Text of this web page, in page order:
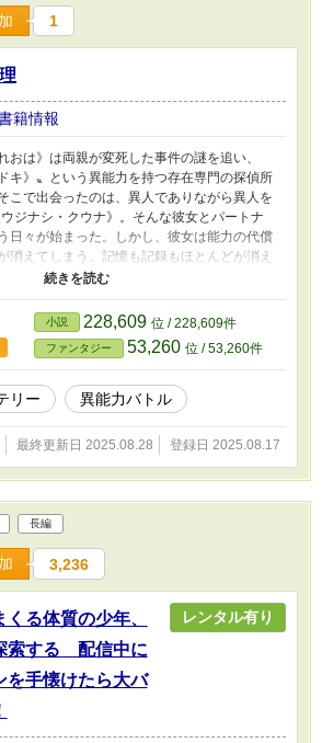
1
籍情報
は》は両親が変死した事件の謎を追い、
キ》〟という異能力を持つ存在専門の探偵所
こで出会ったのは、異人でありながら異人を
ジナシ・クウナ》。そんな彼女とパートナ
日々が始まった。しかし、彼女は能力の代償
消えてしまう。記憶も記録もほとんどが消え
けは残った。 15年後、中学生となった玲
る円羽は学校で起こった密室殺人事件に巻き
ていくうちに、15年前の出来事と繋がってい
ていく。 これは、消えたクウナの痕跡を
を紡ぎ、未解決の真実へと突き進んで行く親
小説 228,609 位 / 228,609件
ファンタジー 53,260 位 / 53,260件
リー 異能力バトル
最終更新日 2025.08.28 登録日 2025.08.17
長編
3,236
る体質の少年、
索する 配信中に
を手懐けたら大バ
レンタル有り